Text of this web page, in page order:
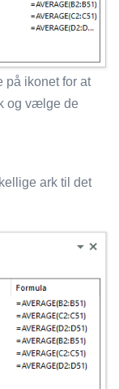
på ikonet for at
og vælge de
ark til det